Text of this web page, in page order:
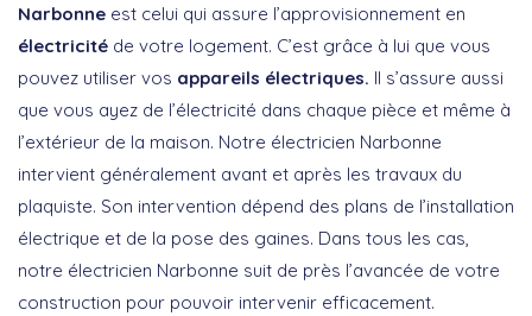
Narbonne est celui qui assure l’approvisionnement en
électricité de votre logement. C’est grâce à lui que vous
pouvez utiliser vos appareils électriques. Il s’assure aussi
que vous ayez de l’électricité dans chaque pièce et même à
l’extérieur de la maison. Notre électricien Narbonne
intervient généralement avant et après les travaux du
plaquiste. Son intervention dépend des plans de l’installation
électrique et de la pose des gaines. Dans tous les cas,
notre électricien Narbonne suit de près l’avancée de votre
construction pour pouvoir intervenir efficacement.